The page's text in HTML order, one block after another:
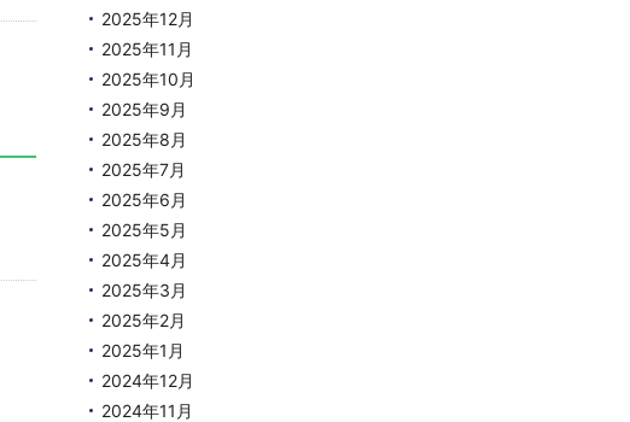
2025年12月
2025年11月
2025年10月
2025年9月
2025年8月
2025年7月
2025年6月
2025年5月
2025年4月
2025年3月
2025年2月
2025年1月
2024年12月
2024年11月